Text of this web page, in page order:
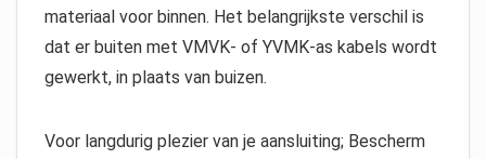
materiaal voor binnen. Het belangrijkste verschil is
dat er buiten met VMVK- of YVMK-as kabels wordt
gewerkt, in plaats van buizen.
Voor langdurig plezier van je aansluiting; Bescherm